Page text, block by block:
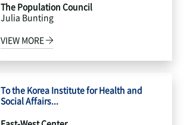
The Population Council
Julia Bunting
VIEW MORE
To the Korea Institute for Health and
Social Affairs...